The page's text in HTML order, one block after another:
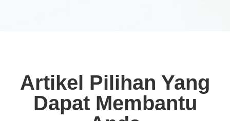
Artikel Pilihan Yang
Dapat Membantu